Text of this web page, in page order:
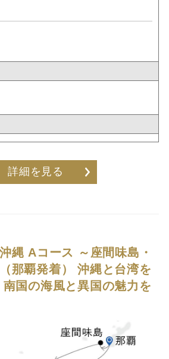
詳細を見る
縄 Aコース ～座間味島・
那覇発着） 沖縄と台湾を
国の海風と異国の魅力を